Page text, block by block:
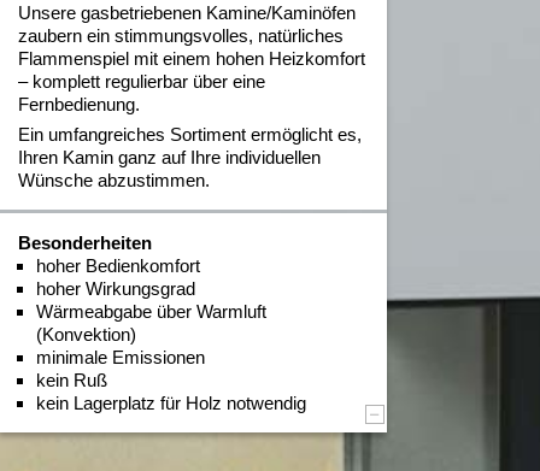
Unsere gasbetriebenen Kamine/Kaminöfen
zaubern ein stimmungsvolles, natürliches
Flammenspiel mit einem hohen Heizkomfort
– komplett regulierbar über eine
Fernbedienung.
Ein umfangreiches Sortiment ermöglicht es,
Ihren Kamin ganz auf Ihre individuellen
Wünsche abzustimmen.
Besonderheiten
hoher Bedienkomfort
hoher Wirkungsgrad
Wärmeabgabe über Warmluft
(Konvektion)
minimale Emissionen
kein Ruß
kein Lagerplatz für Holz notwendig